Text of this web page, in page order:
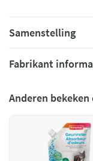
Samenstelling
Fabrikant
Anderen bekeken